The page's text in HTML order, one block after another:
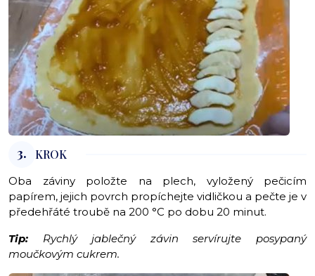
3. KROK
Oba záviny položte na plech, vyložený pečicím
papírem, jejich povrch propíchejte vidličkou a pečte je v
předehřáté troubě na 200 °C po dobu 20 minut.
Tip: Rychlý jablečný závin servírujte posypaný
moučkovým cukrem.